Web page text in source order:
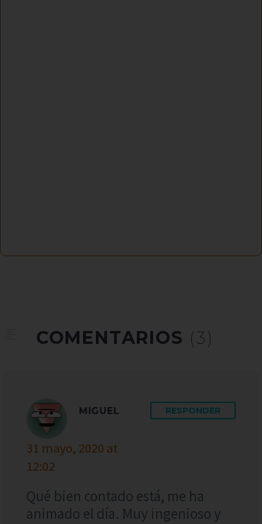
COMENTARIOS (3)
MIGUEL
31 mayo, 2020 at
12:02
RESPONDER
Qué bien contado está, me ha
animado el día. Muy ingenioso y